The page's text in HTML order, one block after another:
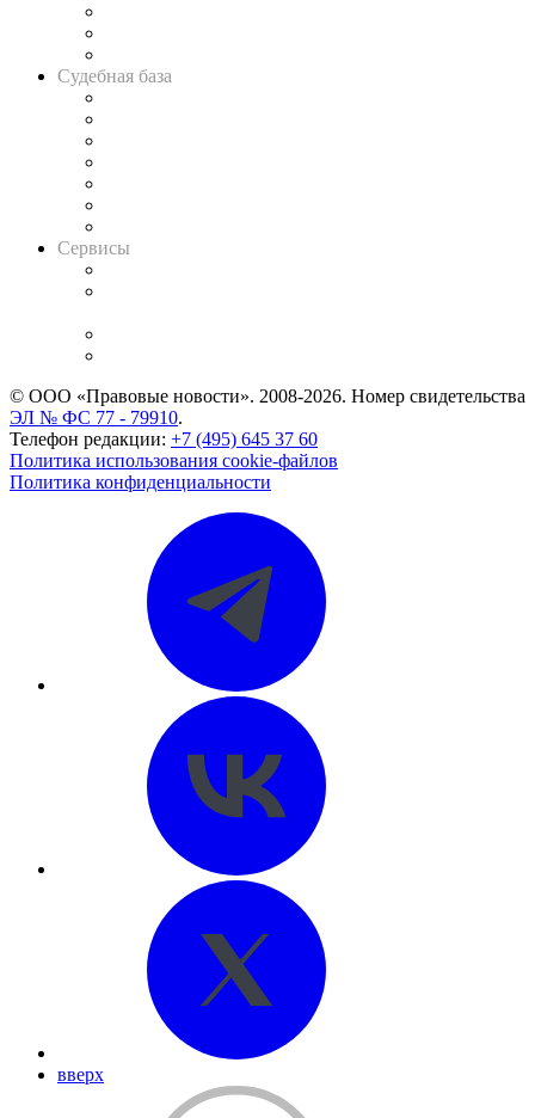
Судебная база
Сервисы
© ООО «Правовые новости». 2008-2026. Номер свидетельства
ЭЛ № ФС 77 - 79910.
Телефон редакции: +7 (495) 645 37 60
Политика использования cookie-файлов
Политика конфиденциальности
вверх